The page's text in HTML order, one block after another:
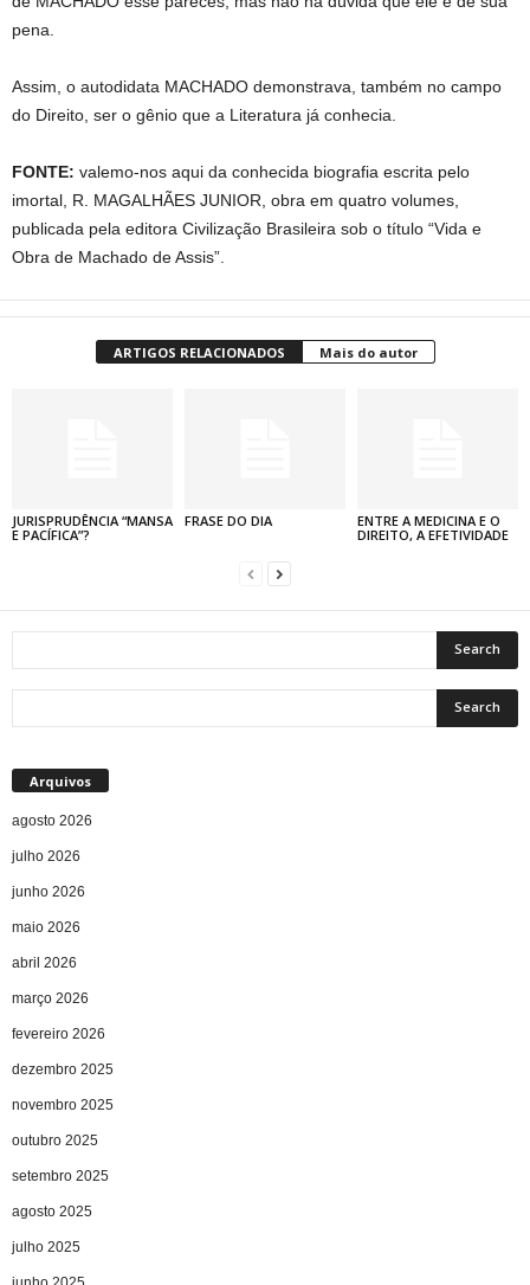
pena.
Assim, o autodidata MACHADO demonstrava, também no campo
do Direito, ser o gênio que a Literatura já conhecia.
FONTE: valemo-nos aqui da conhecida biografia escrita pelo
imortal, R. MAGALHÃES JUNIOR, obra em quatro volumes,
publicada pela editora Civilização Brasileira sob o título “Vida e
Obra de Machado de Assis”.
ARTIGOS RELACIONADOS Mais do autor
JURISPRUDÊNCIA “MANSA
E PACÍFICA”?
FRASE DO DIA
ENTRE A MEDICINA E O
DIREITO, A EFETIVIDADE
Arquivos
agosto 2026
julho 2026
junho 2026
maio 2026
abril 2026
março 2026
fevereiro 2026
dezembro 2025
novembro 2025
outubro 2025
setembro 2025
agosto 2025
julho 2025